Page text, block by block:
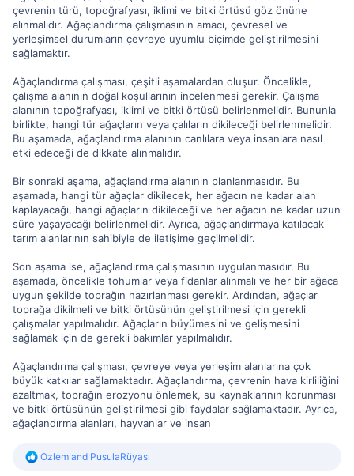
çevrenin türü, topoğrafyası, iklimi ve bitki örtüsü göz önüne
alınmalıdır. Ağaçlandırma çalışmasının amacı, çevresel ve
yerleşimsel durumların çevreye uyumlu biçimde geliştirilmesini
sağlamaktır.
Ağaçlandırma çalışması, çeşitli aşamalardan oluşur. Öncelikle,
çalışma alanının doğal koşullarının incelenmesi gerekir. Çalışma
alanının topoğrafyası, iklimi ve bitki örtüsü belirlenmelidir. Bununla
birlikte, hangi tür ağaçların veya çalıların dikileceği belirlenmelidir.
Bu aşamada, ağaçlandırma alanının canlılara veya insanlara nasıl
etki edeceği de dikkate alınmalıdır.
Bir sonraki aşama, ağaçlandırma alanının planlanmasıdır. Bu
aşamada, hangi tür ağaçlar dikilecek, her ağacın ne kadar alan
kaplayacağı, hangi ağaçların dikileceği ve her ağacın ne kadar uzun
süre yaşayacağı belirlenmelidir. Ayrıca, ağaçlandırmaya katılacak
tarım alanlarının sahibiyle de iletişime geçilmelidir.
Son aşama ise, ağaçlandırma çalışmasının uygulanmasıdır. Bu
aşamada, öncelikle tohumlar veya fidanlar alınmalı ve her bir ağaca
uygun şekilde toprağın hazırlanması gerekir. Ardından, ağaçlar
toprağa dikilmeli ve bitki örtüsünün geliştirilmesi için gerekli
çalışmalar yapılmalıdır. Ağaçların büyümesini ve gelişmesini
sağlamak için de gerekli bakımlar yapılmalıdır.
Ağaçlandırma çalışması, çevreye veya yerleşim alanlarına çok
büyük katkılar sağlamaktadır. Ağaçlandırma, çevrenin hava kirliliğini
azaltmak, toprağın erozyonu önlemek, su kaynaklarının korunması
ve bitki örtüsünün geliştirilmesi gibi faydalar sağlamaktadır. Ayrıca,
ağaçlandırma alanları, hayvanlar ve insan
R
Ozlem and PusulaRüyası